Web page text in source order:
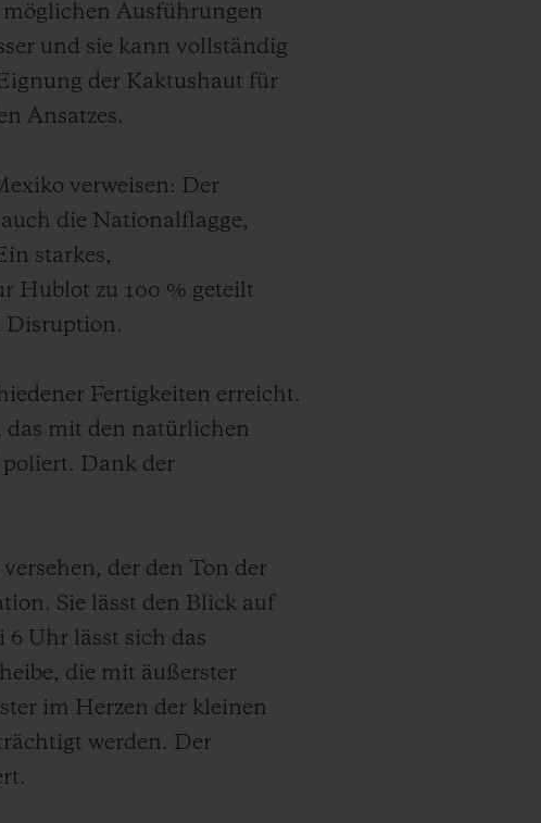
möglichen Ausführungen
und sie kann vollständig
der Kaktushaut für
Ansatzes.
verweisen: Der
die Nationalflagge,
starkes,
Hublot zu 100 % geteilt
Disruption.
Fertigkeiten erreicht.
das mit den natürlichen
Dank der
der den Ton der
Sie lässt den Blick auf
6 Uhr lässt sich das
die mit äußerster
im Herzen der kleinen
werden. Der